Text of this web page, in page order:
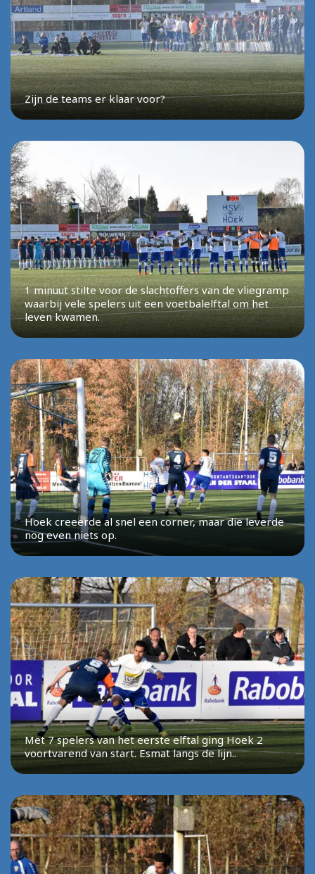
Zijn de teams er klaar voor?
1 minuut stilte voor de slachtoffers van de vliegramp
waarbij vele spelers uit een voetbalelftal om het
leven kwamen.
Hoek creeerde al snel een corner, maar die leverde
nog even niets op.
Met 7 spelers van het eerste elftal ging Hoek 2
voortvarend van start. Esmat langs de lijn..